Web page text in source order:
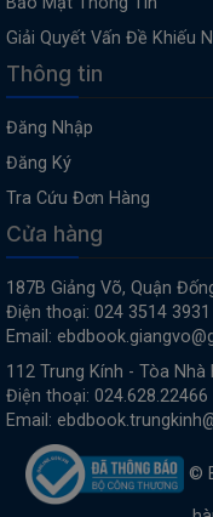
Giải Quyết Vấn Đề Khiếu
Thông tin
Đăng Nhập
Đăng Ký
Tra Cứu Đơn Hàng
Cửa hàng
187B Giảng Võ, Quận
Điện thoại: 024 3514
Email:
112 Trung Kính - Tòa Nhà
Điện thoại: 024.628.22466
Email:
©